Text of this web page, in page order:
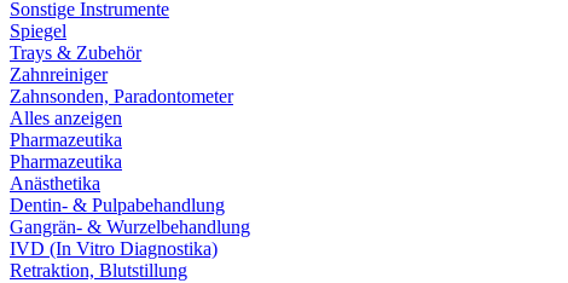
Sonstige Instrumente
Spiegel
Trays & Zubehör
Zahnreiniger
Zahnsonden, Paradontometer
Alles anzeigen
Pharmazeutika
Pharmazeutika
Anästhetika
Dentin- & Pulpabehandlung
Gangrän- & Wurzelbehandlung
IVD (In Vitro Diagnostika)
Retraktion, Blutstillung